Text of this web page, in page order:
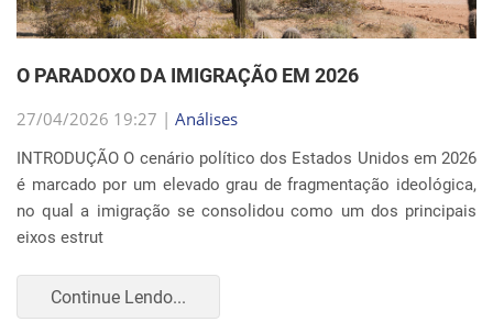
O PARADOXO DA IMIGRAÇÃO EM 2026
27/04/2026 19:27 | Análises
INTRODUÇÃO O cenário político dos Estados Unidos em 2026
é marcado por um elevado grau de fragmentação ideológica,
no qual a imigração se consolidou como um dos principais
eixos estrut
Continue Lendo...